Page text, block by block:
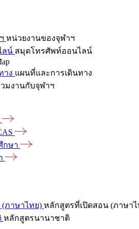
หน่วยงานของจุฬาฯ
ลน์ สมุดโทรศัพท์ออนไลน์
าง แผนที่และการเดินทาง
มงานกับจุฬาฯ
กษา
ภาษาไทย) หลักสูตรที่เปิดสอน (ภาษาไ
หลักสูตรนานาชาติ